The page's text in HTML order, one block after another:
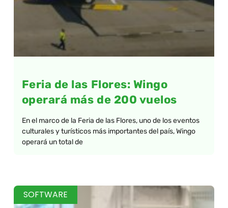
Feria de las Flores: Wingo
operará más de 200 vuelos
En el marco de la Feria de las Flores, uno de los eventos
culturales y turísticos más importantes del país, Wingo
operará un total de
SOFTWARE